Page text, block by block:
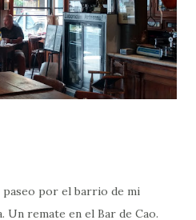
la masita de crema que
exquisita del Té María Cala,
los sobres de azúcar
paseo por el barrio de mi
Un remate en el Bar de Cao.